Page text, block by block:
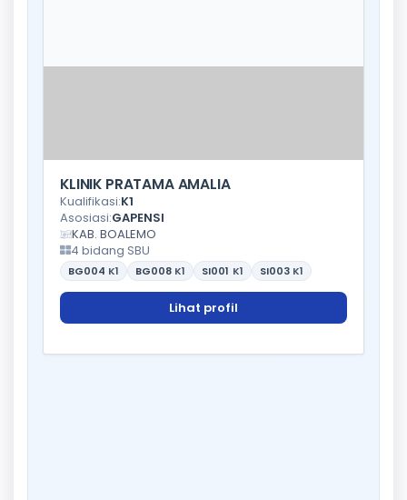
KLINIK PRATAMA AMALIA
Kualifikasi:K1
Asosiasi:GAPENSI
KAB. BOALEMO
4 bidang SBU
BG004 K1 BG008 K1 SI001 K1 SI003 K1
Lihat profil